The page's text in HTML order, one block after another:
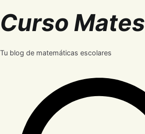
al
contenido
Curso Mates
Tu blog de matemáticas escolares